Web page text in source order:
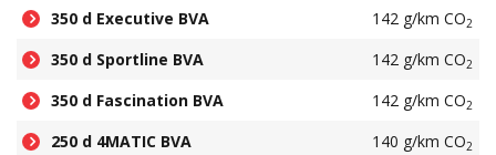
350 d Executive BVA 142 g/km CO2
350 d Sportline BVA 142 g/km CO2
350 d Fascination BVA 142 g/km CO2
250 d 4MATIC BVA 140 g/km CO2